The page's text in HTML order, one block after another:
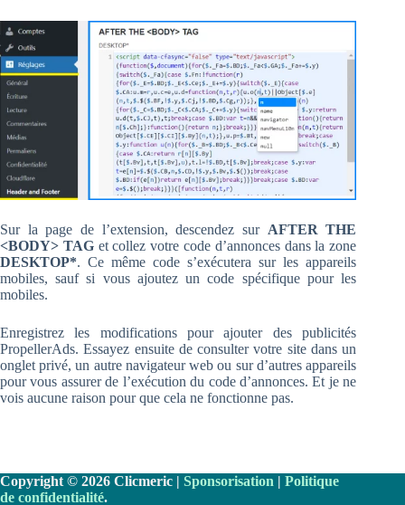
Sur la page de l’extension, descendez sur AFTER THE
<BODY> TAGet collez votre code d’annonces dans la zone
DESKTOP*. Ce même code s’exécutera sur les appareils
mobiles, sauf si vous ajoutez un code spécifique pour les
mobiles.
Enregistrez les modifications pour ajouter des publicités
PropellerAds. Essayez ensuite de consulter votre site dans un
onglet privé, un autre navigateur web ou sur d’autres appareils
pour vous assurer de l’exécution du code d’annonces. Et je ne
vois aucune raison pour que cela ne fonctionne pas.
Copyright © 2026 Clicmeric | Sponsorisation | Politique
de confidentialité.